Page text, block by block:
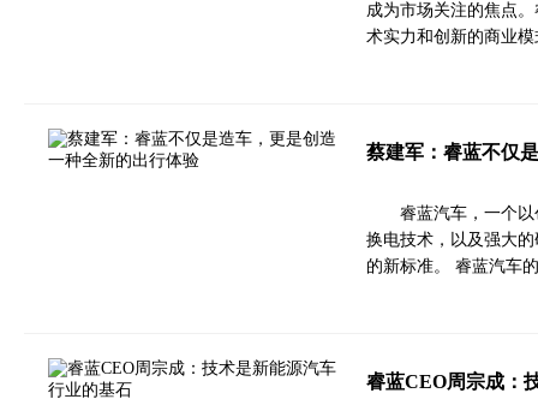
成为市场关注的焦点
术实力和创新的商业
蔡建军：睿蓝不仅
睿蓝汽车，一个
换电技术，以及强大
的新标准。 睿蓝汽车
睿蓝CEO周宗成：